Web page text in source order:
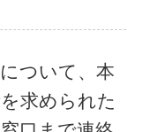
ついて、本
求められた